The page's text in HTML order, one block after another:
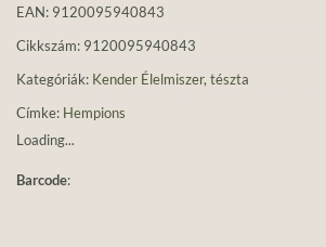
EAN: 9120095940843
Cikkszám: 9120095940843
Kategóriák: Kender Élelmiszer, tészta
Címke: Hempions
Loading...
Barcode: